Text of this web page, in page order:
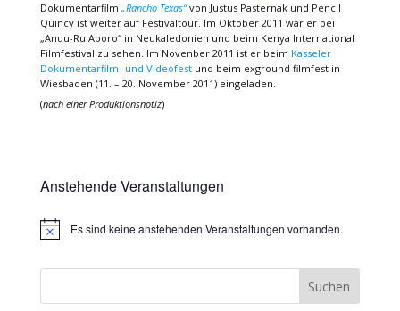
Dokumentarfilm „Rancho Texas“von Justus Pasternak und Pencil
Quincy ist weiter auf Festivaltour. Im Oktober 2011 war er bei
„Anuu-Ru Aboro“ in Neukaledonien und beim Kenya International
Filmfestival zu sehen. Im Novenber 2011 ist er beim Kasseler
Dokumentarfilm- und Videofestund beim exground filmfest in
Wiesbaden (11. – 20. November 2011) eingeladen.
(nach einer Produktionsnotiz)
Anstehende Veranstaltungen
HinweisEs sind keine anstehenden Veranstaltungen vorhanden.